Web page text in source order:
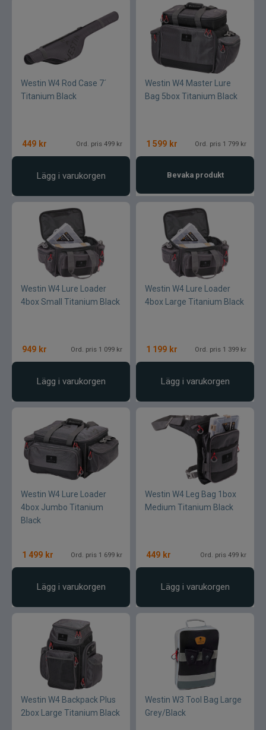
Westin W4 Rod Case 7´
Titanium Black
449 kr Ord. pris 499 kr
Lägg i varukorgen
Westin W4 Master Lure
Bag 5box Titanium Black
1 599 kr Ord. pris 1 799 kr
Bevaka produkt
Westin W4 Lure Loader
4box Small Titanium Black
949 kr Ord. pris 1 099 kr
Lägg i varukorgen
Westin W4 Lure Loader
4box Large Titanium Black
1 199 kr Ord. pris 1 399 kr
Lägg i varukorgen
Westin W4 Lure Loader
4box Jumbo Titanium
Black
1 499 kr Ord. pris 1 699 kr
Lägg i varukorgen
Westin W4 Leg Bag 1box
Medium Titanium Black
449 kr Ord. pris 499 kr
Lägg i varukorgen
Westin W4 Backpack Plus
2box Large Titanium Black
Westin W3 Tool Bag Large
Grey/Black